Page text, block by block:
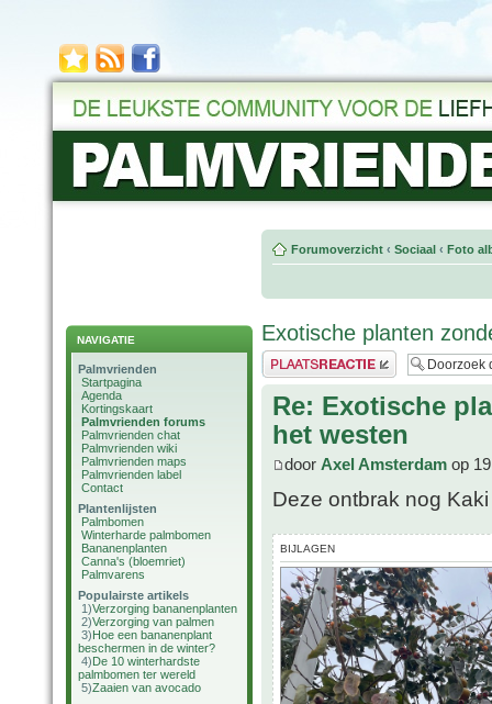
NAVIGATIE
Palmvrienden
Startpagina
Agenda
Kortingskaart
Palmvrienden forums
Palmvrienden chat
Palmvrienden wiki
Palmvrienden maps
Palmvrienden label
Contact
Plantenlijsten
Palmbomen
Winterharde palmbomen
Bananenplanten
Canna's (bloemriet)
Palmvarens
Populairste artikels
1)Verzorging bananenplanten
2)Verzorging van palmen
3)Hoe een bananenplant
beschermen in de winter?
4)De 10 winterhardste
palmbomen ter wereld
5)Zaaien van avocado
Forumoverzicht ‹ Sociaal ‹ Foto
Exotische planten
Plaats een reactie
Re: Exotische
het westen
door Axel Amsterdam op
Deze ontbrak nog Kaki
BIJLAGEN